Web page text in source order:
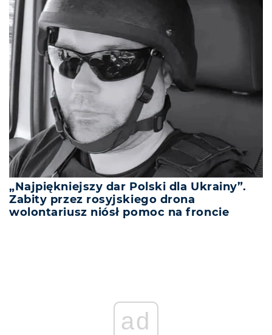
„Najpiękniejszy dar Polski dla Ukrainy”.
Zabity przez rosyjskiego drona
wolontariusz niósł pomoc na froncie
ad